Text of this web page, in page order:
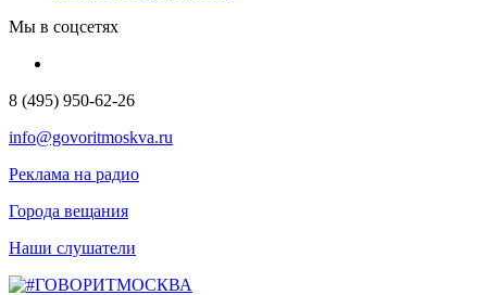
Мы в соцсетях
8 (495) 950-62-26
info@govoritmoskva.ru
Реклама на радио
Города вещания
Наши слушатели